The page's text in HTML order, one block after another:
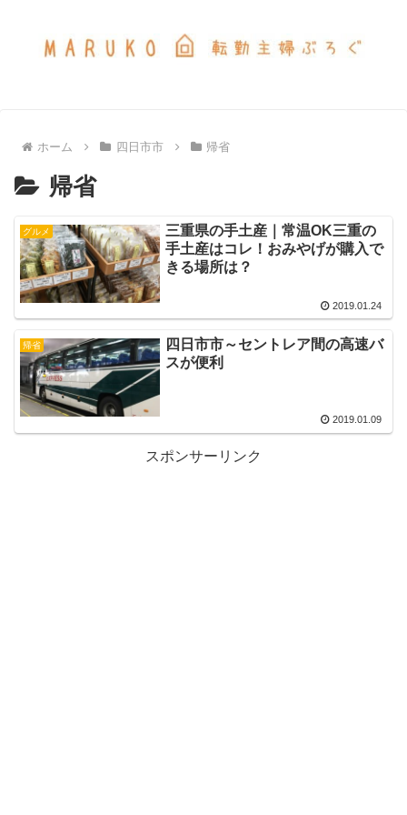
ホーム 四日市市 帰省
帰省
グルメ
三重県の手土産｜常温OK三重の
手土産はコレ！おみやげが購入で
きる場所は？
2019.01.24
帰省
四日市市～セントレア間の高速バ
スが便利
2019.01.09
スポンサーリンク